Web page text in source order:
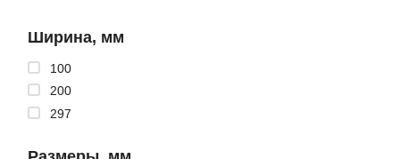
Ширина, мм
100
200
297